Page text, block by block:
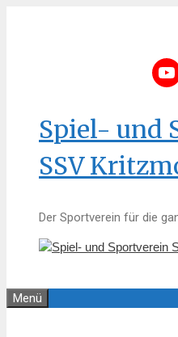
Spiel- und
SSV
Der Sportverein für die
Menü